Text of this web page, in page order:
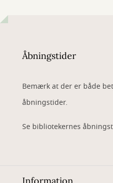
Åbningstider
Bemærk at der er både
åbningstider.
Se bibliotekernes